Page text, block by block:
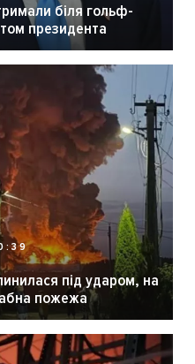
біля гольф-
президента
під ударом, на
пожежа